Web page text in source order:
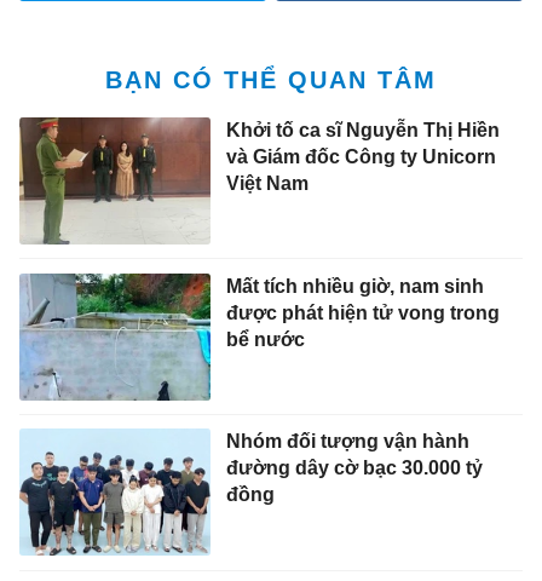
BẠN CÓ THỂ QUAN TÂM
Khởi tố ca sĩ Nguyễn Thị Hiền
và Giám đốc Công ty Unicorn
Việt Nam
Mất tích nhiều giờ, nam sinh
được phát hiện tử vong trong
bể nước
Nhóm đối tượng vận hành
đường dây cờ bạc 30.000 tỷ
đồng